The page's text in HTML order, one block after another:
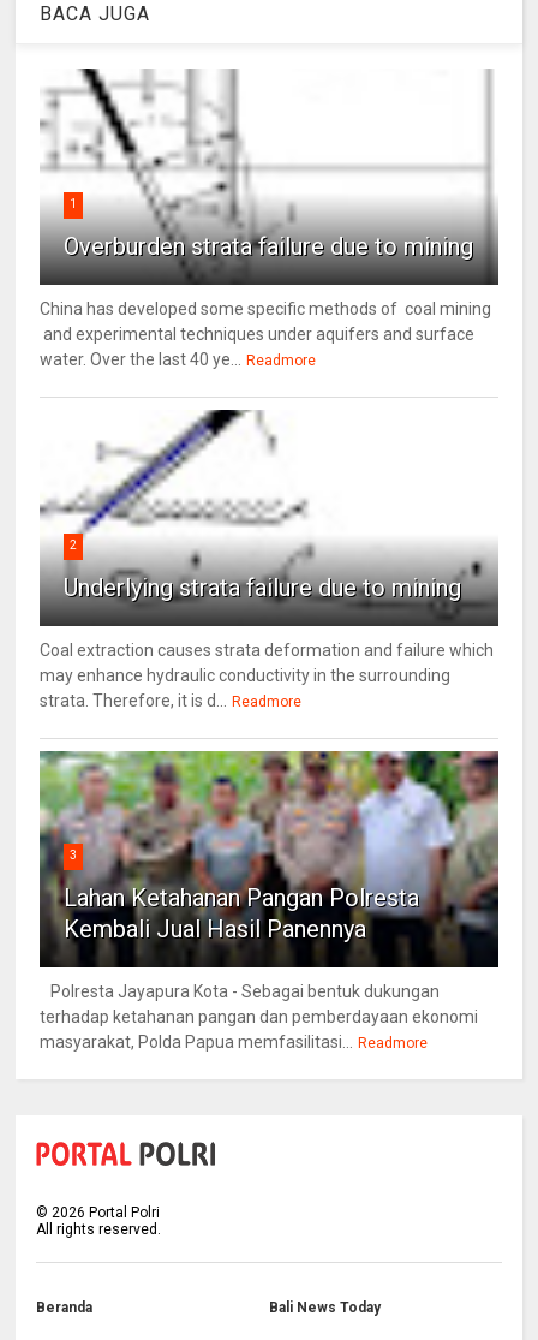
BACA JUGA
1
Overburden strata failure due to mining
China has developed some specific methods of coal mining
and experimental techniques under aquifers and surface
water. Over the last 40 ye... Readmore
2
Underlying strata failure due to mining
Coal extraction causes strata deformation and failure which
may enhance hydraulic conductivity in the surrounding
strata. Therefore, it is d... Readmore
3
Lahan Ketahanan Pangan Polresta
Kembali Jual Hasil Panennya
Polresta Jayapura Kota - Sebagai bentuk dukungan
terhadap ketahanan pangan dan pemberdayaan ekonomi
masyarakat, Polda Papua memfasilitasi... Readmore
©2026 Portal Polri
All rights reserved.
Beranda Bali News Today